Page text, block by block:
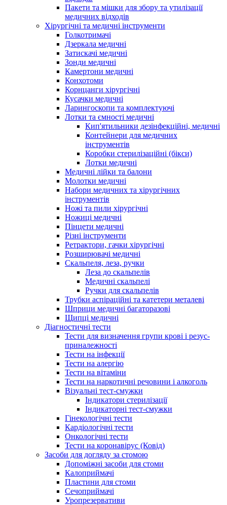
Пакети та мішки для збору та утилізації
медичних відходів
Хірургічні та медичні інструменти
Голкотримачі
Дзеркала медичні
Затискачі медичні
Зонди медичні
Камертони медичні
Конхотоми
Корнцанги хірургічні
Кусачки медичні
Ларингоскопи та комплектуючі
Лотки та ємності медичні
Кип'ятильники дезінфекційні, медичні
Контейнери для медичних
інструментів
Коробки стерилізаційні (бікси)
Лотки медичні
Медичні лійки та балони
Молотки медичні
Набори медичних та хірургічних
інструментів
Ножі та пили хірургічні
Ножиці медичні
Пінцети медичні
Різні інструменти
Ретрактори, гачки хірургічні
Розширювачі медичні
Скальпеля, леза, ручки
Леза до скальпелів
Медичні скальпелі
Ручки для скальпелів
Трубки аспіраційні та катетери металеві
Шприци медичні багаторазові
Щипці медичні
Діагностичні тести
Тести для визначення групи крові і резус-
приналежності
Тести на інфекції
Тести на алергію
Тести на вітаміни
Тести на наркотичні речовини і алкоголь
Візуальні тест-смужки
Індикатори стерилізації
Індикаторні тест-смужки
Гінекологічні тести
Кардіологічні тести
Онкологічні тести
Тести на коронавірус (Ковід)
Засоби для догляду за стомою
Допоміжні засоби для стоми
Калоприймачі
Пластини для стоми
Сечоприймачі
Уропрезервативи